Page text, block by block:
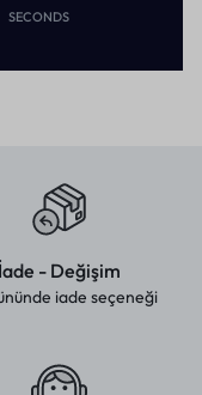
SECONDS
İade - Değişim
iade seçeneği